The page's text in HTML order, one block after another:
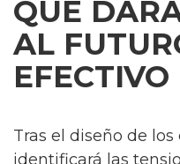
QUE
AL
EFECTIVO
Tras el diseño de
identificará las